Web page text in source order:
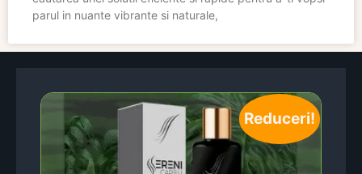
parul in nuante vibrante si naturale,
Reduceri!